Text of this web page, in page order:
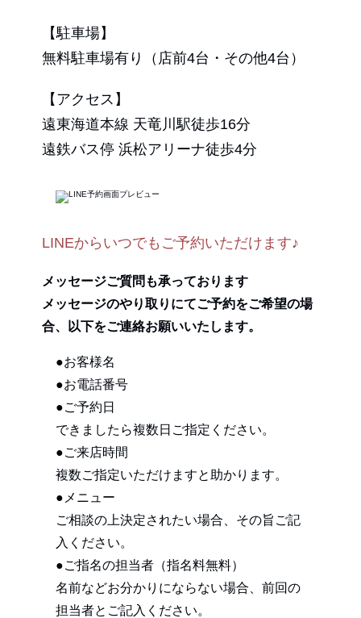
【駐車場】
無料駐車場有り（店前4台・その他4台）
【アクセス】
遠東海道本線 天竜川駅徒歩16分
遠鉄バス停 浜松アリーナ徒歩4分
LINEからいつでもご予約いただけます♪
メッセージご質問も承っております
メッセージのやり取りにてご予約をご希望の場
合、以下をご連絡お願いいたします。
●お客様名
●お電話番号
●ご予約日
できましたら複数日ご指定ください。
●ご来店時間
複数ご指定いただけますと助かります。
●メニュー
ご相談の上決定されたい場合、その旨ご記
入ください。
●ご指名の担当者（指名料無料）
名前などお分かりにならない場合、前回の
担当者とご記入ください。